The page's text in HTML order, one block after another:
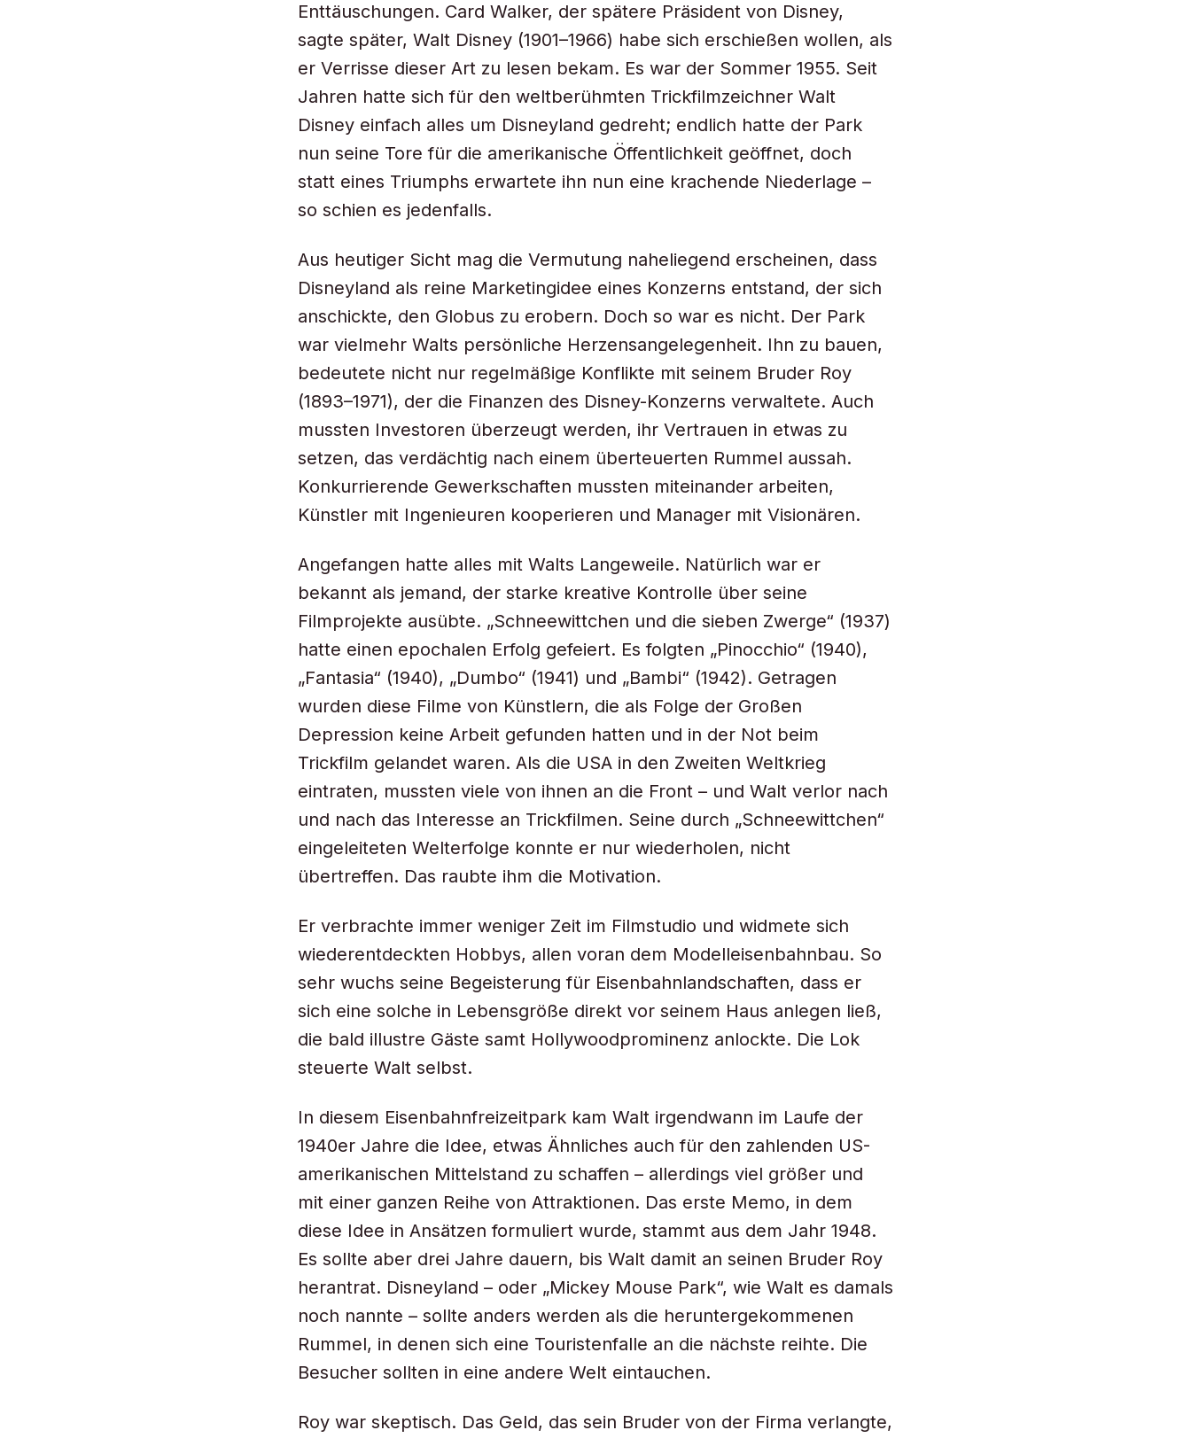
Enttäuschungen. Card Walker, der spätere Präsident von Disney,
sagte später, Walt Disney (1901–1966) habe sich erschießen wollen, als
er Verrisse dieser Art zu lesen bekam. Es war der Sommer 1955. Seit
Jahren hatte sich für den weltberühmten Trickfilmzeichner Walt
Disney einfach alles um Disneyland gedreht; endlich hatte der Park
nun seine Tore für die amerikanische Öffentlichkeit geöffnet, doch
statt eines Triumphs erwartete ihn nun eine krachende Niederlage –
so schien es jedenfalls.
Aus heutiger Sicht mag die Vermutung naheliegend erscheinen, dass
Disneyland als reine Marketingidee eines Konzerns entstand, der sich
anschickte, den Globus zu erobern. Doch so war es nicht. Der Park
war vielmehr Walts persönliche Herzensangelegenheit. Ihn zu bauen,
bedeutete nicht nur regelmäßige Konflikte mit seinem Bruder Roy
(1893–1971), der die Finanzen des Disney-Konzerns verwaltete. Auch
mussten Investoren überzeugt werden, ihr Vertrauen in etwas zu
setzen, das verdächtig nach einem überteuerten Rummel aussah.
Konkurrierende Gewerkschaften mussten miteinander arbeiten,
Künstler mit Ingenieuren kooperieren und Manager mit Visionären.
Angefangen hatte alles mit Walts Langeweile. Natürlich war er
bekannt als jemand, der starke kreative Kontrolle über seine
Filmprojekte ausübte. „Schneewittchen und die sieben Zwerge“ (1937)
hatte einen epochalen Erfolg gefeiert. Es folgten „Pinocchio“ (1940),
„Fantasia“ (1940), „Dumbo“ (1941) und „Bambi“ (1942). Getragen
wurden diese Filme von Künstlern, die als Folge der Großen
Depression keine Arbeit gefunden hatten und in der Not beim
Trickfilm gelandet waren. Als die USA in den Zweiten Weltkrieg
eintraten, mussten viele von ihnen an die Front – und Walt verlor nach
und nach das Interesse an Trickfilmen. Seine durch „Schneewittchen“
eingeleiteten Welterfolge konnte er nur wiederholen, nicht
übertreffen. Das raubte ihm die Motivation.
Er verbrachte immer weniger Zeit im Filmstudio und widmete sich
wiederentdeckten Hobbys, allen voran dem Modelleisenbahnbau. So
sehr wuchs seine Begeisterung für Eisenbahnlandschaften, dass er
sich eine solche in Lebensgröße direkt vor seinem Haus anlegen ließ,
die bald illustre Gäste samt Hollywoodprominenz anlockte. Die Lok
steuerte Walt selbst.
In diesem Eisenbahnfreizeitpark kam Walt irgendwann im Laufe der
1940er Jahre die Idee, etwas Ähnliches auch für den zahlenden US-
amerikanischen Mittelstand zu schaffen – allerdings viel größer und
mit einer ganzen Reihe von Attraktionen. Das erste Memo, in dem
diese Idee in Ansätzen formuliert wurde, stammt aus dem Jahr 1948.
Es sollte aber drei Jahre dauern, bis Walt damit an seinen Bruder Roy
herantrat. Disneyland – oder „Mickey Mouse Park“, wie Walt es damals
noch nannte – sollte anders werden als die heruntergekommenen
Rummel, in denen sich eine Touristenfalle an die nächste reihte. Die
Besucher sollten in eine andere Welt eintauchen.
Roy war skeptisch. Das Geld, das sein Bruder von der Firma verlangte,